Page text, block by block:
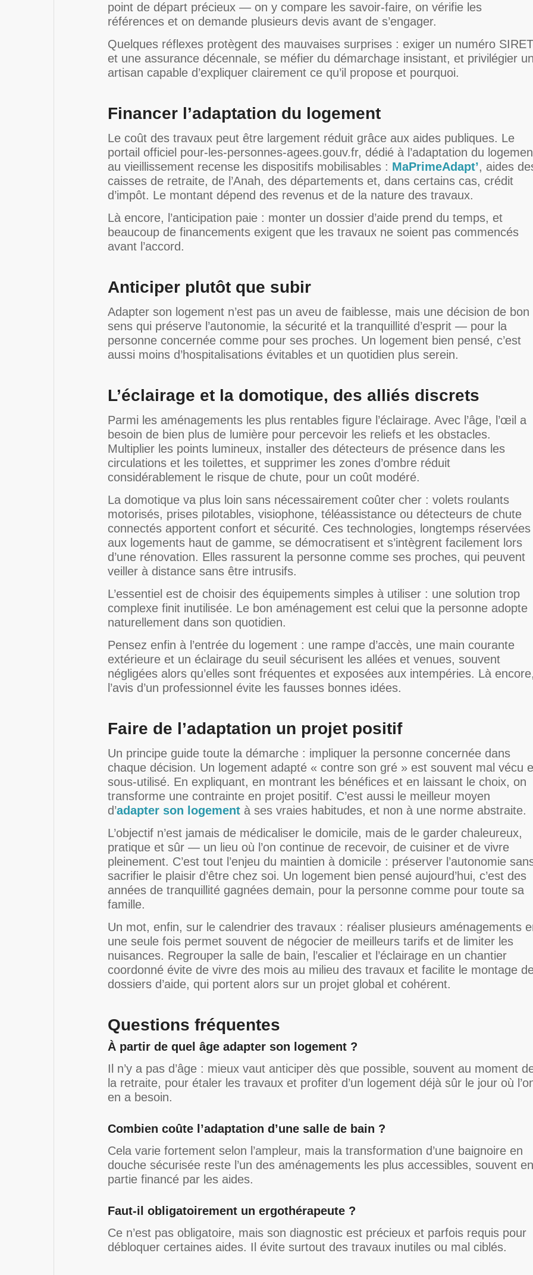
point de départ précieux — on y compare les savoir-faire, on vérifie les
références et on demande plusieurs devis avant de s’engager.
Quelques réflexes protègent des mauvaises surprises : exiger un numéro SIRET
et une assurance décennale, se méfier du démarchage insistant, et privilégier
artisan capable d’expliquer clairement ce qu’il propose et pourquoi.
Financer l’adaptation du logement
Le coût des travaux peut être largement réduit grâce aux aides publiques. Le
portail officiel pour-les-personnes-agees.gouv.fr, dédié à l’adaptation du
au vieillissement recense les dispositifs mobilisables : MaPrimeAdapt’, aides
caisses de retraite, de l’Anah, des départements et, dans certains cas, crédit
d’impôt. Le montant dépend des revenus et de la nature des travaux.
Là encore, l’anticipation paie : monter un dossier d’aide prend du temps, et
beaucoup de financements exigent que les travaux ne soient pas commencés
avant l’accord.
Anticiper plutôt que subir
Adapter son logement n’est pas un aveu de faiblesse, mais une décision de bon
sens qui préserve l’autonomie, la sécurité et la tranquillité d’esprit — pour la
personne concernée comme pour ses proches. Un logement bien pensé, c’est
aussi moins d’hospitalisations évitables et un quotidien plus serein.
L’éclairage et la domotique, des alliés discrets
Parmi les aménagements les plus rentables figure l’éclairage. Avec l’âge, l’œil a
besoin de bien plus de lumière pour percevoir les reliefs et les obstacles.
Multiplier les points lumineux, installer des détecteurs de présence dans les
circulations et les toilettes, et supprimer les zones d’ombre réduit
considérablement le risque de chute, pour un coût modéré.
La domotique va plus loin sans nécessairement coûter cher : volets roulants
motorisés, prises pilotables, visiophone, téléassistance ou détecteurs de chute
connectés apportent confort et sécurité. Ces technologies, longtemps réservées
aux logements haut de gamme, se démocratisent et s’intègrent facilement lors
d’une rénovation. Elles rassurent la personne comme ses proches, qui peuvent
veiller à distance sans être intrusifs.
L’essentiel est de choisir des équipements simples à utiliser : une solution trop
complexe finit inutilisée. Le bon aménagement est celui que la personne adopte
naturellement dans son quotidien.
Pensez enfin à l’entrée du logement : une rampe d’accès, une main courante
extérieure et un éclairage du seuil sécurisent les allées et venues, souvent
négligées alors qu’elles sont fréquentes et exposées aux intempéries. Là
l’avis d’un professionnel évite les fausses bonnes idées.
Faire de l’adaptation un projet positif
Un principe guide toute la démarche : impliquer la personne concernée dans
chaque décision. Un logement adapté « contre son gré » est souvent mal vécu
sous-utilisé. En expliquant, en montrant les bénéfices et en laissant le choix, on
transforme une contrainte en projet positif. C’est aussi le meilleur moyen
d’adapter son logement à ses vraies habitudes, et non à une norme abstraite.
L’objectif n’est jamais de médicaliser le domicile, mais de le garder chaleureux,
pratique et sûr — un lieu où l’on continue de recevoir, de cuisiner et de vivre
pleinement. C’est tout l’enjeu du maintien à domicile : préserver l’autonomie
sacrifier le plaisir d’être chez soi. Un logement bien pensé aujourd’hui, c’est des
années de tranquillité gagnées demain, pour la personne comme pour toute sa
famille.
Un mot, enfin, sur le calendrier des travaux : réaliser plusieurs aménagements
une seule fois permet souvent de négocier de meilleurs tarifs et de limiter les
nuisances. Regrouper la salle de bain, l’escalier et l’éclairage en un chantier
coordonné évite de vivre des mois au milieu des travaux et facilite le montage
dossiers d’aide, qui portent alors sur un projet global et cohérent.
Questions fréquentes
À partir de quel âge adapter son logement ?
Il n’y a pas d’âge : mieux vaut anticiper dès que possible, souvent au moment
la retraite, pour étaler les travaux et profiter d’un logement déjà sûr le jour où
en a besoin.
Combien coûte l’adaptation d’une salle de bain ?
Cela varie fortement selon l’ampleur, mais la transformation d’une baignoire en
douche sécurisée reste l’un des aménagements les plus accessibles, souvent en
partie financé par les aides.
Faut-il obligatoirement un ergothérapeute ?
Ce n’est pas obligatoire, mais son diagnostic est précieux et parfois requis pour
débloquer certaines aides. Il évite surtout des travaux inutiles ou mal ciblés.